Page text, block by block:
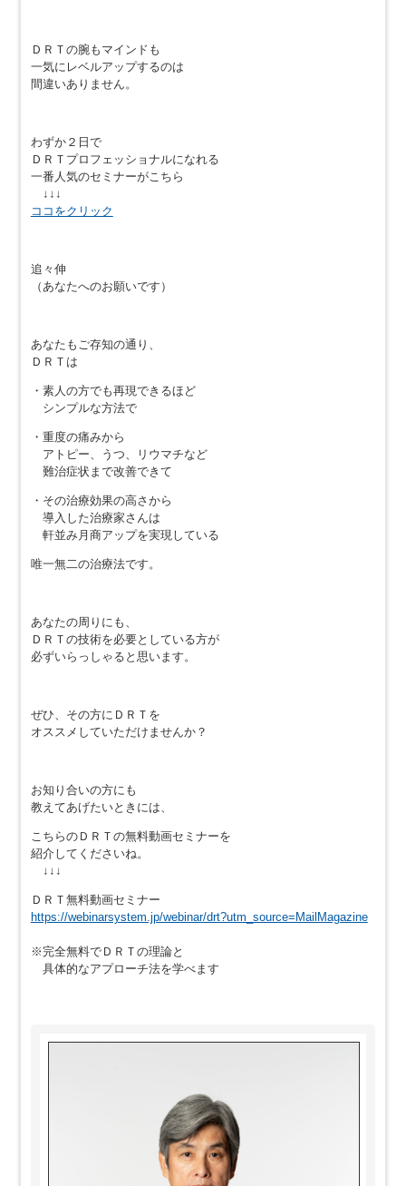
ＤＲＴの腕もマインドも
一気にレベルアップするのは
間違いありません。
わずか２日で
ＤＲＴプロフェッショナルになれる
一番人気のセミナーがこちら
↓↓↓
ココをクリック
追々伸
（あなたへのお願いです）
あなたもご存知の通り、
ＤＲＴは
・素人の方でも再現できるほど
シンプルな方法で
・重度の痛みから
アトピー、うつ、リウマチなど
難治症状まで改善できて
・その治療効果の高さから
導入した治療家さんは
軒並み月商アップを実現している
唯一無二の治療法です。
あなたの周りにも、
ＤＲＴの技術を必要としている方が
必ずいらっしゃると思います。
ぜひ、その方にＤＲＴを
オススメしていただけませんか？
お知り合いの方にも
教えてあげたいときには、
こちらのＤＲＴの無料動画セミナーを
紹介してくださいね。
↓↓↓
ＤＲＴ無料動画セミナー
https://webinarsystem.jp/webinar/drt?utm_source=MailMagazine
※完全無料でＤＲＴの理論と
具体的なアプローチ法を学べます